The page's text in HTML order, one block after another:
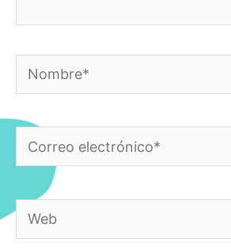
Nombre*
Correo
electrónico*
Web